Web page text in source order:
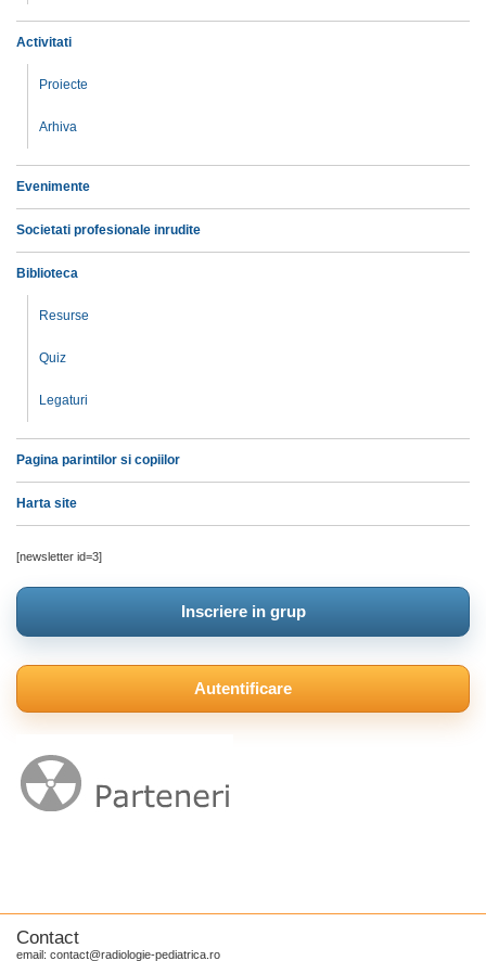
Activitati
Proiecte
Arhiva
Evenimente
Societati profesionale inrudite
Biblioteca
Resurse
Quiz
Legaturi
Pagina parintilor si copiilor
Harta site
[newsletter id=3]
Inscriere in grup
Autentificare
Contact
email: contact@radiologie-pediatrica.ro